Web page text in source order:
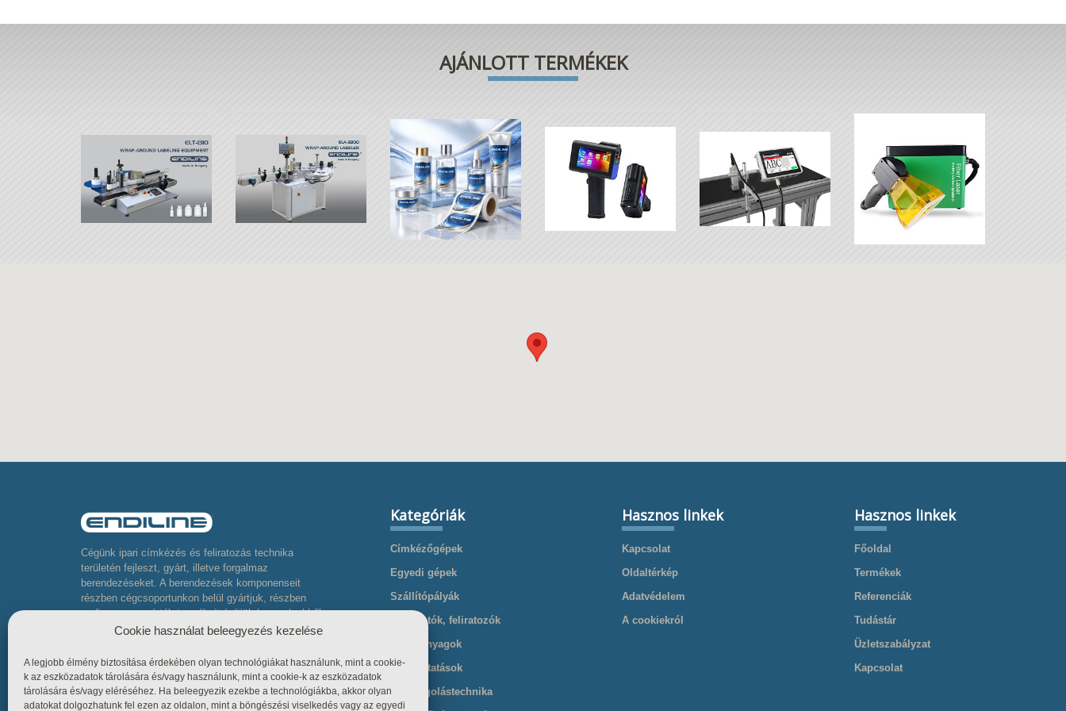
AJÁNLOTT TERMÉKEK
Cégünk ipari címkézés és feliratozás technika
területén fejleszt, gyárt, illetve forgalmaz
berendezéseket. A berendezések komponenseit
részben cégcsoportunkon belül gyártjuk, részben
pedig neves gyártók termékeit építjük be, melyekből
komplett összetett berendezéseket készítünk
Kategóriák
Címkézőgépek
Egyedi gépek
Szállítópályák
Nyomtatók, feliratozók
Kellékanyagok
Szolgáltatások
Csomagolástechnika
Hasznos linkek
Kapcsolat
Oldaltérkép
Adatvédelem
A cookiekról
Hasznos linkek
Főoldal
Termékek
Referenciák
Tudástár
Üzletszabályzat
Kapcsolat
Cookie használat beleegyezés kezelése
A legjobb élmény biztosítása érdekében olyan technológiákat használunk, mint a cookie-
k az eszközadatok tárolására és/vagy használunk, mint a cookie-k az eszközadatok
tárolására és/vagy eléréséhez. Ha beleegyezik ezekbe a technológiákba, akkor olyan
adatokat dolgozhatunk fel ezen az oldalon, mint a böngészési viselkedés vagy az egyedi